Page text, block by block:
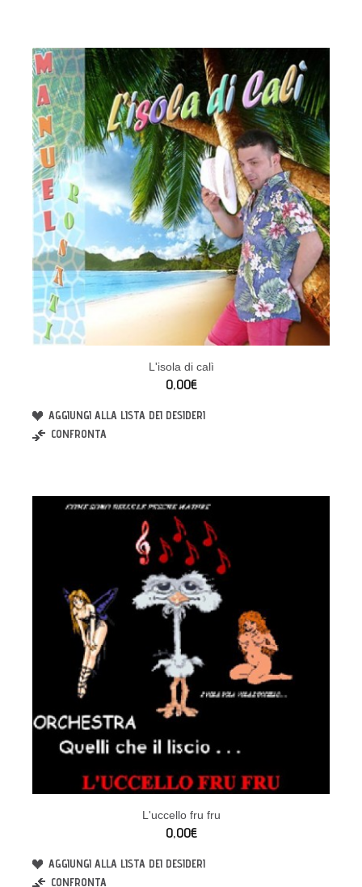
L'isola di calì
0,00€
AGGIUNGI ALLA LISTA DEI DESIDERI
CONFRONTA
L'uccello fru fru
0,00€
AGGIUNGI ALLA LISTA DEI DESIDERI
CONFRONTA